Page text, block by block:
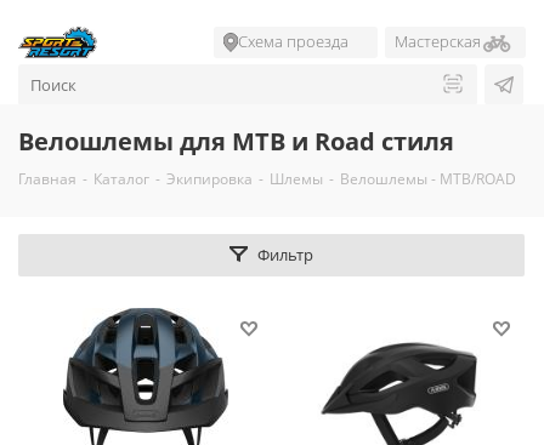
Схема проезда Мастерская
Велошлемы для MTB и Road стиля
Главная - Каталог - Экипировка - Шлемы - Велошлемы - MTB/ROAD
Фильтр